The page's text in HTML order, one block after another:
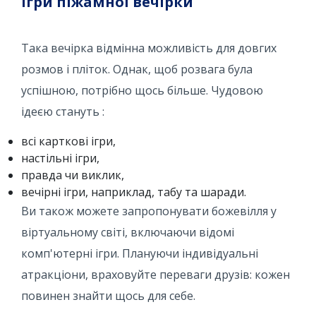
Така вечірка відмінна можливість для довгих
розмов і пліток. Однак, щоб розвага була
успішною, потрібно щось більше. Чудовою
ідеєю стануть :
всі карткові ігри,
настільні ігри,
правда чи виклик,
вечірні ігри, наприклад, табу та шаради.
Ви також можете запропонувати божевілля у
віртуальному світі, включаючи відомі
комп'ютерні ігри. Плануючи індивідуальні
атракціони, враховуйте переваги друзів: кожен
повинен знайти щось для себе.